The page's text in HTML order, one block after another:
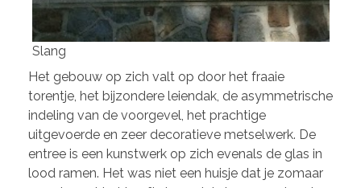
Slang
Het gebouw op zich valt op door het fraaie
torentje, het bijzondere leiendak, de asymmetrische
indeling van de voorgevel, het prachtige
uitgevoerde en zeer decoratieve metselwerk. De
entree is een kunstwerk op zich evenals de glas in
lood ramen. Het was niet een huisje dat je zomaar